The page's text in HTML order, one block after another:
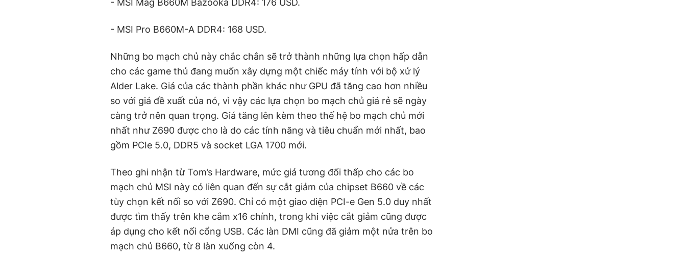
- MSI Mag B660M Bazooka DDR4: 176 USD.
- MSI Pro B660M-A DDR4: 168 USD.
Những bo mạch chủ này chắc chắn sẽ trở thành những lựa chọn hấp dẫn
cho các game thủ đang muốn xây dựng một chiếc máy tính với bộ xử lý
Alder Lake. Giá của các thành phần khác như GPU đã tăng cao hơn nhiều
so với giá đề xuất của nó, vì vậy các lựa chọn bo mạch chủ giá rẻ sẽ ngày
càng trở nên quan trọng. Giá tăng lên kèm theo thế hệ bo mạch chủ mới
nhất như Z690 được cho là do các tính năng và tiêu chuẩn mới nhất, bao
gồm PCIe 5.0, DDR5 và socket LGA 1700 mới.
Theo ghi nhận từ Tom’s Hardware, mức giá tương đối thấp cho các bo
mạch chủ MSI này có liên quan đến sự cắt giảm của chipset B660 về các
tùy chọn kết nối so với Z690. Chỉ có một giao diện PCI-e Gen 5.0 duy nhất
được tìm thấy trên khe cắm x16 chính, trong khi việc cắt giảm cũng được
áp dụng cho kết nối cổng USB. Các làn DMI cũng đã giảm một nửa trên bo
mạch chủ B660, từ 8 làn xuống còn 4.